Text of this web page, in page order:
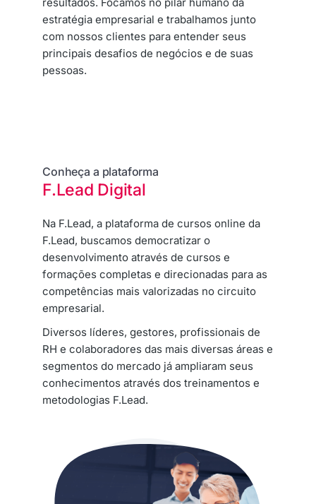
estratégia empresarial e trabalhamos junto
com nossos clientes para entender seus
principais desafios de negócios e de suas
pessoas.
Conheça a plataforma
F.Lead Digital
Na F.Lead, a plataforma de cursos online da
F.Lead, buscamos democratizar o
desenvolvimento através de cursos e
formações completas e direcionadas para as
competências mais valorizadas no circuito
empresarial.
Diversos líderes, gestores, profissionais de
RH e colaboradores das mais diversas áreas e
segmentos do mercado já ampliaram seus
conhecimentos através dos treinamentos e
metodologias F.Lead.